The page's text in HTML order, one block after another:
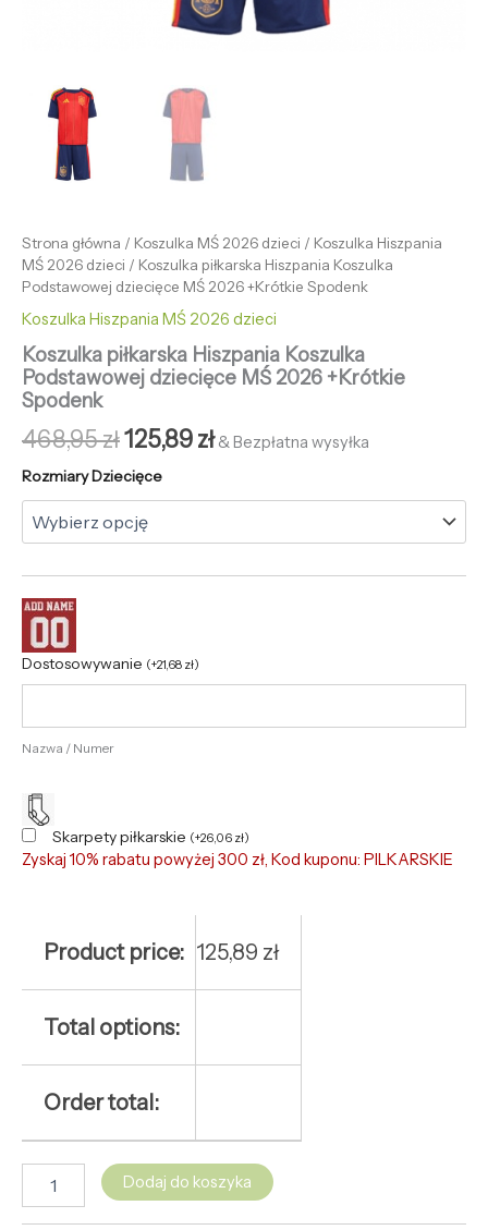
Strona główna / Koszulka MŚ 2026 dzieci / Koszulka Hiszpania
MŚ 2026 dzieci / Koszulka piłkarska Hiszpania Koszulka
Podstawowej dziecięce MŚ 2026 +Krótkie Spodenk
Koszulka Hiszpania MŚ 2026 dzieci
Koszulka piłkarska Hiszpania Koszulka
Podstawowej dziecięce MŚ 2026 +Krótkie
Spodenk
468,95zł125,89zł & Bezpłatna wysyłka
Rozmiary Dziecięce
Dostosowywanie (+21,68 zł)
Nazwa / Numer
Skarpety piłkarskie (+26,06 zł)
Zyskaj 10% rabatu powyżej 300 zł, Kod kuponu: PILKARSKIE
Product price: 125,89 zł
Total options:
Order total:
Dodaj do koszyka